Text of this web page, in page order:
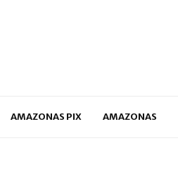
AMAZONAS PIX AMAZONAS